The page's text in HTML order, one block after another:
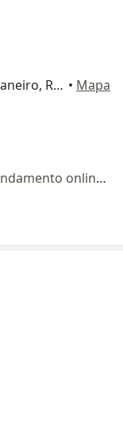
Rua Macedo Coimbra 168 Rio de Janeiro, RJ, Rio de Janeiro • Mapa
Esse especialista não oferece agendamento online para esse endereço.